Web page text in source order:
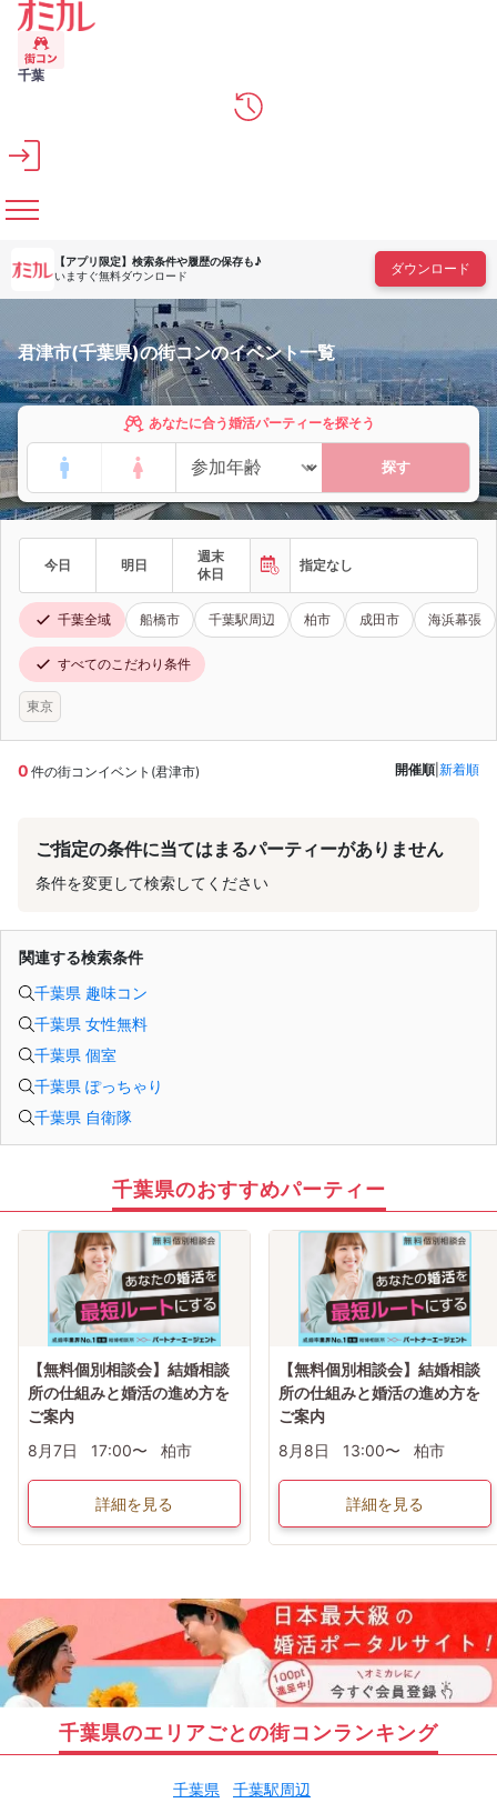
メインコンテンツへスキップ
千葉
【アプリ限定】 検索条件や履歴の保存も♪
いますぐ無料ダウンロード
ダウンロード
君津市(千葉県)の街コンのイベント一覧
あなたに合う婚活パーティーを探そう
探す
今日 明日
週末
休日
指定なし
千葉全域 船橋市 千葉駅周辺 柏市 成田市 海浜幕張
すべてのこだわり条件
東京
0 件の街コンイベント(君津市) 開催順 新着順
ご指定の条件に当てはまるパーティーがありません
条件を変更して検索してください
関連する検索条件
千葉県 趣味コン
千葉県 女性無料
千葉県 個室
千葉県 ぽっちゃり
千葉県 自衛隊
千葉県のおすすめパーティー
【無料個別相談会】結婚相談
所の仕組みと婚活の進め方を
ご案内
8月7日
17:00〜 柏市
詳細を見る
【無料個別相談会】結婚相談
所の仕組みと婚活の進め方を
ご案内
8月8日
13:00〜 柏市
詳細を見る
千葉県のエリアごとの街コンランキング
千葉県 千葉駅周辺